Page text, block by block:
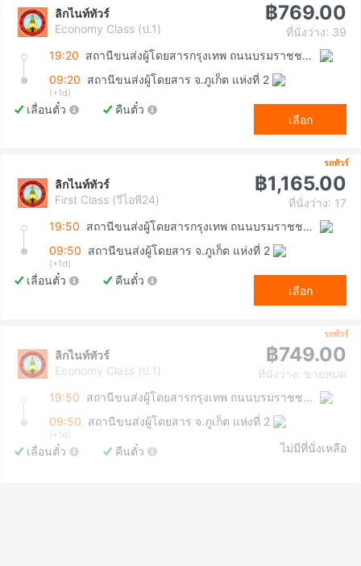
ลิกไนท์ทัวร์
Economy Class (ป.1)
฿769.00
ที่นั่งว่าง: 39
19:20
สถานีขนส่งผู้โดยสารกรุงเทพ ถนนบรมราชชนนี (สายใต้ใหม่)
09:20 สถานีขนส่งผู้โดยสาร จ.ภูเก็ต แห่งที่ 2
(+1d)
เลื่อนตั๋ว คืนตั๋ว
เลือก
รถทัวร์
ลิกไนท์ทัวร์
First Class (วีไอพี24)
฿1,165.00
ที่นั่งว่าง: 17
19:50
สถานีขนส่งผู้โดยสารกรุงเทพ ถนนบรมราชชนนี (สายใต้ใหม่)
09:50 สถานีขนส่งผู้โดยสาร จ.ภูเก็ต แห่งที่ 2
(+1d)
เลื่อนตั๋ว คืนตั๋ว
เลือก
รถทัวร์
ลิกไนท์ทัวร์
Economy Class (ป.1)
฿749.00
ที่นั่งว่าง: ขายหมด
19:50
สถานีขนส่งผู้โดยสารกรุงเทพ ถนนบรมราชชนนี (สายใต้ใหม่)
09:50 สถานีขนส่งผู้โดยสาร จ.ภูเก็ต แห่งที่ 2
(+1d)
เลื่อนตั๋ว คืนตั๋ว ไม่มีที่นั่งเหลือ